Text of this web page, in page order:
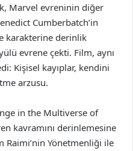
Marvel evreninin diğer
Cumberbatch’in
karakterine derinlik
evrene çekti. Film, aynı
Kişisel kayıplar, kendini
arzusu.
in the Multiverse of
kavramını derinlemesine
Raimi’nin Yönetmenliği ile